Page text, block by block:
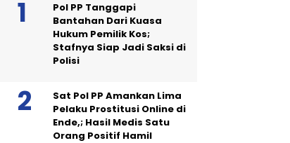
Pol PP Tanggapi
Bantahan Dari Kuasa
Hukum Pemilik Kos;
Stafnya Siap Jadi Saksi di
Polisi
Sat Pol PP Amankan Lima
Pelaku Prostitusi Online di
Ende,; Hasil Medis Satu
Orang Positif Hamil